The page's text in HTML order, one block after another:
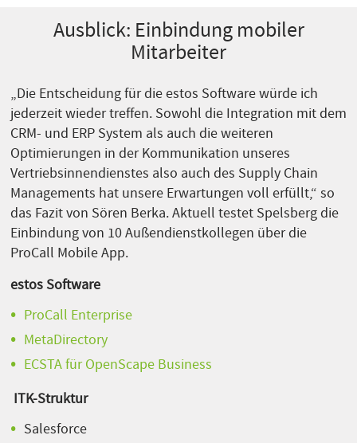
Ausblick: Einbindung mobiler
Mitarbeiter
„Die Entscheidung für die estos Software würde ich
jederzeit wieder treffen. Sowohl die Integration mit dem
CRM- und ERP System als auch die weiteren
Optimierungen in der Kommunikation unseres
Vertriebsinnendienstes also auch des Supply Chain
Managements hat unsere Erwartungen voll erfüllt,“ so
das Fazit von Sören Berka. Aktuell testet Spelsberg die
Einbindung von 10 Außendienstkollegen über die
ProCall Mobile App.
estos Software
ProCall Enterprise
MetaDirectory
ECSTA für OpenScape Business
ITK-Struktur
Salesforce